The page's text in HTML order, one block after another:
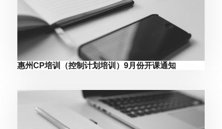
惠州CP培训（控制计划培训）9月份开课通知